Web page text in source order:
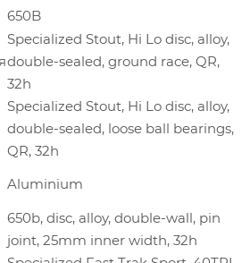
650B
Specialized Stout, Hi Lo disc, alloy,
double-sealed, ground race, QR,
32h
Specialized Stout, Hi Lo disc, alloy,
double-sealed, loose ball bearings,
QR, 32h
Aluminium
650b, disc, alloy, double-wall, pin
joint, 25mm inner width, 32h